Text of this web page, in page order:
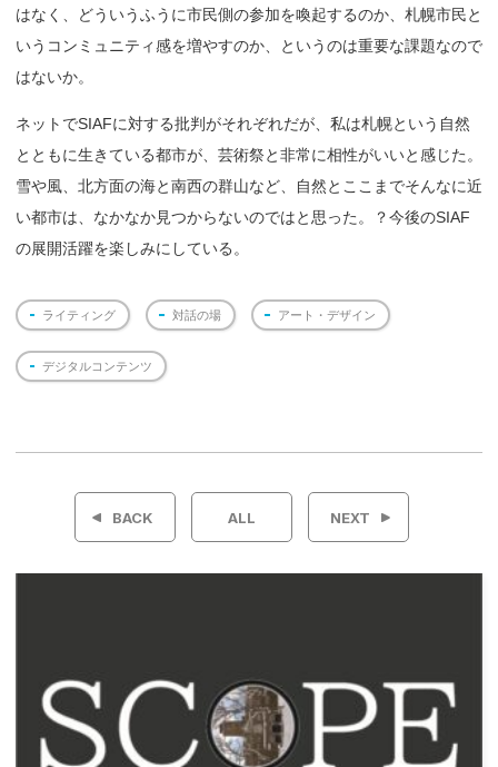
はなく、どういうふうに市民側の参加を喚起するのか、札幌市民と
いうコンミュニティ感を増やすのか、というのは重要な課題なので
はないか。
ネットでSIAFに対する批判がそれぞれだが、私は札幌という自然
とともに生きている都市が、芸術祭と非常に相性がいいと感じた。
雪や風、北方面の海と南西の群山など、自然とここまでそんなに近
い都市は、なかなか見つからないのではと思った。？今後のSIAF
の展開活躍を楽しみにしている。
ライティング 対話の場 アート・デザイン
デジタルコンテンツ
投
ー
シ
BACK ALL NEXT